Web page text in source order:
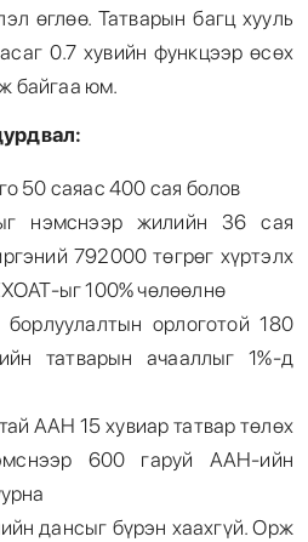
өглөө. Татварын багц хууль
0.7 хувийн функцээр өсөх
байгаа юм.
50 саяас 400 сая болов
нэмснээр жилийн 36 сая
792000 төгрөг хүртэлх
ыг 100% чөлөөлнө
орлоготой 180
татварын ачааллыг 1%-д
ААН 15 хувиар татвар төлөх
600 гаруй ААН-ийн
дансыг бүрэн хаахгүй. Орж